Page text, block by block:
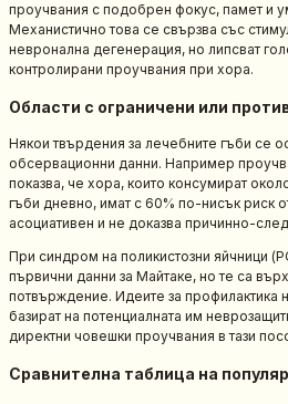
проучвания с подобрен фокус, памет и
Механистично това се свързва със
невронална дегенерация, но липсват
контролирани проучвания при хора.
Области с ограничени или
Някои твърдения за лечебните гъби се
обсервационни данни. Например
показва, че хора, които консумират
гъби дневно, имат с 60% по-нисък риск
асоциативен и не доказва причинно-
При синдром на поликистозни яйчници
първични данни за Майтаке, но те са
потвърждение. Идеите за профилактика
базират на потенциалната им
директни човешки проучвания в тази
Сравнителна таблица на